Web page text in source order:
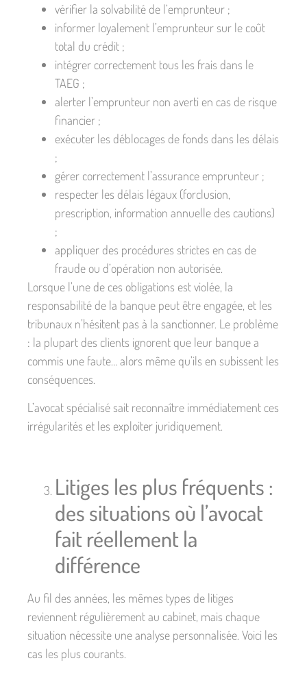
vérifier la solvabilité de l’emprunteur ;
informer loyalement l’emprunteur sur le coût
total du crédit ;
intégrer correctement tous les frais dans le
TAEG ;
alerter l’emprunteur non averti en cas de risque
financier ;
exécuter les déblocages de fonds dans les délais
;
gérer correctement l’assurance emprunteur ;
respecter les délais légaux (forclusion,
prescription, information annuelle des cautions)
;
appliquer des procédures strictes en cas de
fraude ou d’opération non autorisée.
Lorsque l’une de ces obligations est violée, la
responsabilité de la banque peut être engagée, et les
tribunaux n’hésitent pas à la sanctionner. Le problème
: la plupart des clients ignorent que leur banque a
commis une faute… alors même qu’ils en subissent les
conséquences.
L’avocat spécialisé sait reconnaître immédiatement ces
irrégularités et les exploiter juridiquement.
Litiges les plus fréquents :
des situations où l’avocat
fait réellement la
différence
Au fil des années, les mêmes types de litiges
reviennent régulièrement au cabinet, mais chaque
situation nécessite une analyse personnalisée. Voici les
cas les plus courants.